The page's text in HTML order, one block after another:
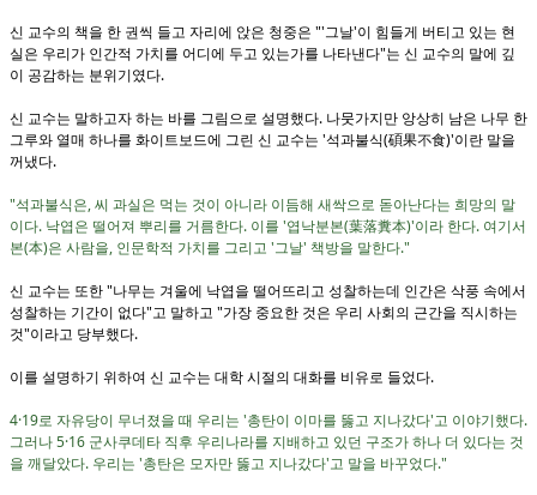
신 교수의 책을 한 권씩 들고 자리에 앉은 청중은 "'그날'이 힘들게 버티고 있는 현
실은 우리가 인간적 가치를 어디에 두고 있는가를 나타낸다"는 신 교수의 말에 깊
이 공감하는 분위기였다.
신 교수는 말하고자 하는 바를 그림으로 설명했다. 나뭇가지만 앙상히 남은 나무 한
그루와 열매 하나를 화이트보드에 그린 신 교수는 '석과불식(碩果不食)'이란 말을
꺼냈다.
"석과불식은, 씨 과실은 먹는 것이 아니라 이듬해 새싹으로 돋아난다는 희망의 말
이다. 낙엽은 떨어져 뿌리를 거름한다. 이를 '엽낙분본(葉落糞本)'이라 한다. 여기서
본(本)은 사람을, 인문학적 가치를 그리고 '그날' 책방을 말한다."
신 교수는 또한 "나무는 겨울에 낙엽을 떨어뜨리고 성찰하는데 인간은 삭풍 속에서
성찰하는 기간이 없다"고 말하고 "가장 중요한 것은 우리 사회의 근간을 직시하는
것"이라고 당부했다.
이를 설명하기 위하여 신 교수는 대학 시절의 대화를 비유로 들었다.
4·19로 자유당이 무너졌을 때 우리는 '총탄이 이마를 뚫고 지나갔다'고 이야기했다.
그러나 5·16 군사쿠데타 직후 우리나라를 지배하고 있던 구조가 하나 더 있다는 것
을 깨달았다. 우리는 '총탄은 모자만 뚫고 지나갔다'고 말을 바꾸었다."